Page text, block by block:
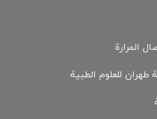
المرارة
للعلوم الطبية